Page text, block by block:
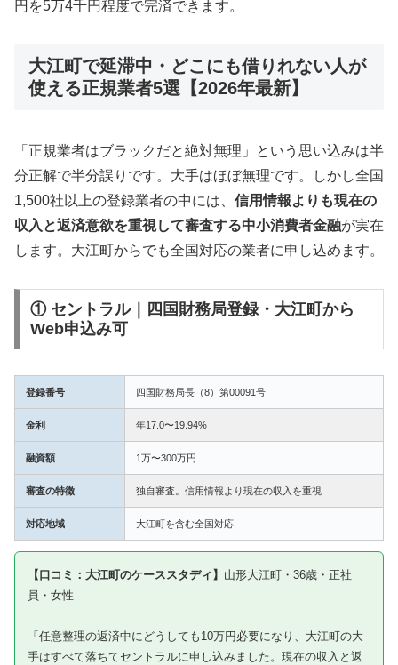
円を5万4千円程度で完済できます。
大江町で延滞中・どこにも借りれない人が
使える正規業者5選【2026年最新】
「正規業者はブラックだと絶対無理」という思い込みは半
分正解で半分誤りです。大手はほぼ無理です。しかし全国
1,500社以上の登録業者の中には、 信用情報よりも現在の
収入と返済意欲を重視して審査する中小消費者金融が実在
します。大江町からでも全国対応の業者に申し込めます。
① セントラル｜四国財務局登録・大江町から
Web申込み可
登録番号 四国財務局長（8）第00091号
金利 年17.0〜19.94%
融資額 1万〜300万円
審査の特徴 独自審査。信用情報より現在の収入を重視
対応地域 大江町を含む全国対応
【口コミ：大江町のケーススタディ】 山形大江町・36歳・正社
員・女性
「任意整理の返済中にどうしても10万円必要になり、大江町の大
手はすべて落ちてセントラルに申し込みました。現在の収入と返